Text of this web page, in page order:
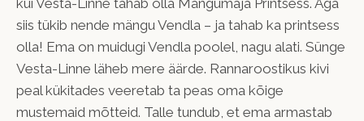
siis tükib nende mängu Vendla – ja tahab ka printsess
olla! Ema on muidugi Vendla poolel, nagu alati. Sünge
Vesta-Linne läheb mere äärde. Rannaroostikus kivi
peal kükitades veeretab ta peas oma kõige
mustemaid mõtteid. Talle tundub, et ema armastab